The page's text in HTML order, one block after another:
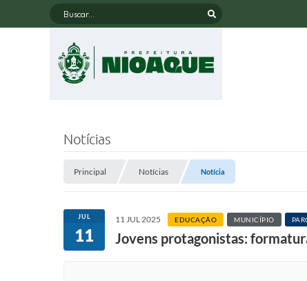
Buscar...
Notícias
Principal Notícias Notícia
JUL
11
11 JUL 2025 EDUCAÇÃO MUNICÍPIO
Jovens protagonistas: